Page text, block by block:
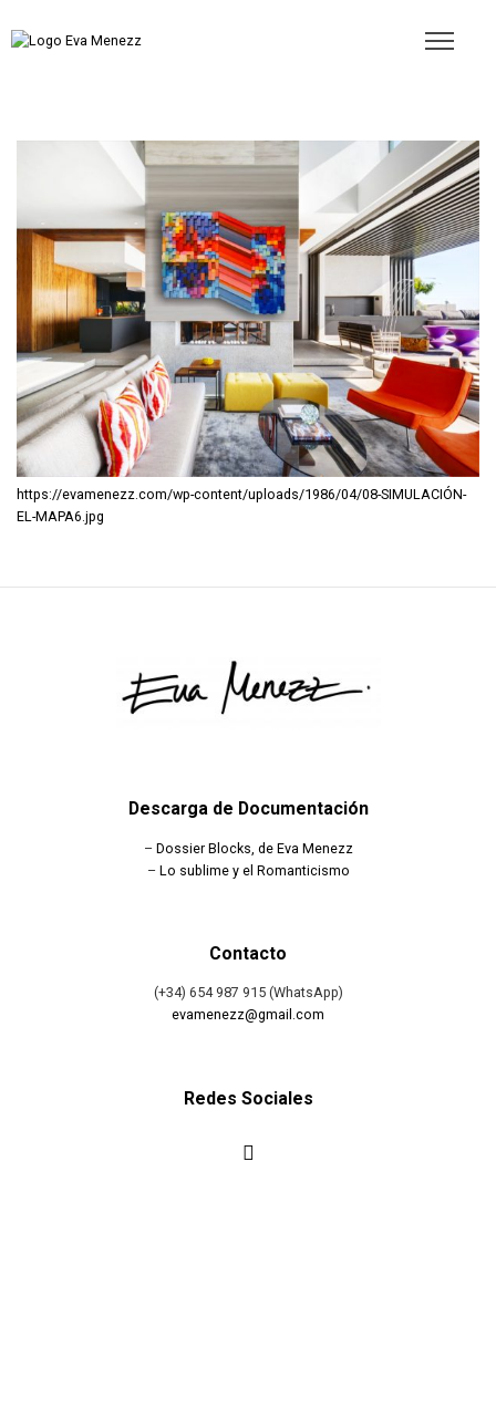
https://evamenezz.com/wp-content/uploads/1986/04/08-SIMULACIÓN-
EL-MAPA6.jpg
Descarga de Documentación
– Dossier Blocks, de Eva Menezz
– Lo sublime y el Romanticismo
Contacto
(+34) 654 987 915 (WhatsApp)
evamenezz@gmail.com
Redes Sociales